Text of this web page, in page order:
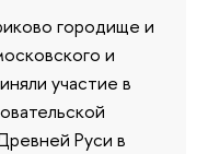
городище и
и
участие в
Руси в